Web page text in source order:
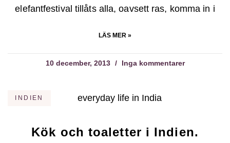
elefantfestival tillåts alla, oavsett ras, komma in i
LÄS MER »
10 december, 2013 Inga kommentarer
INDIEN
Kök och toaletter i Indien.